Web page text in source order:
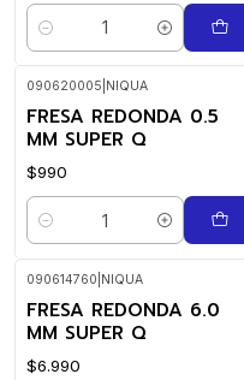
Cantidad
090620005 NIQUA
FRESA REDONDA 0.5
MM SUPER Q
$990
Cantidad
090614760 NIQUA
FRESA REDONDA 6.0
MM SUPER Q
$6.990